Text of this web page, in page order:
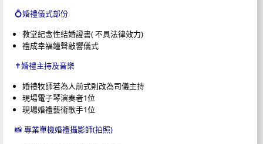
💍婚禮儀式部份
教堂紀念性結婚證書( 不具法律效力)
禮成幸福鐘聲敲響儀式
✝️婚禮主持及音樂
婚禮牧師若為人前式則改為司儀主持
現場電子琴演奏者1位
現場婚禮藝術歌手1位
📸 專業單機婚禮攝影師(拍照)